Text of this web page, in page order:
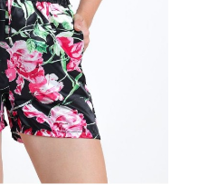
Yağmurluk